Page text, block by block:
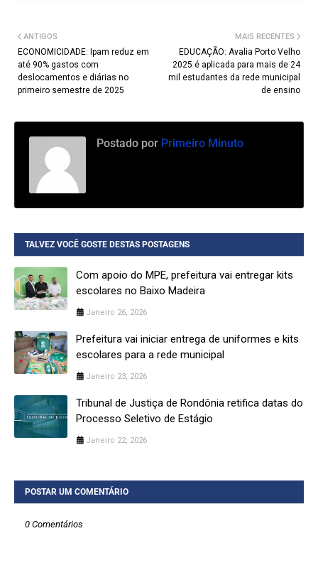
MAIS RECENTES
EDUCAÇÃO: Avalia Porto Velho
2025 é aplicada para mais de 24
mil estudantes da rede municipal
de ensino
ANTIGOS
ECONOMICIDADE: Ipam reduz em
até 90% gastos com
deslocamentos e diárias no
primeiro semestre de 2025
Postado por Primeiro Minuto
TALVEZ VOCÊ GOSTE DESTAS POSTAGENS
Com apoio do MPE, prefeitura vai entregar kits
escolares no Baixo Madeira
Janeiro 26, 2026
Prefeitura vai iniciar entrega de uniformes e kits
escolares para a rede municipal
Janeiro 23, 2026
Tribunal de Justiça de Rondônia retifica datas do
Processo Seletivo de Estágio
Janeiro 22, 2026
POSTAR UM COMENTÁRIO
0 Comentários